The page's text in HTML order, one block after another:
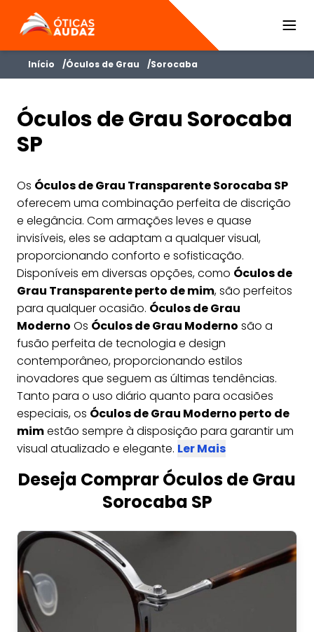
ÓTICAS AUDAZ
Início Óculos de Grau Sorocaba
Óculos de Grau Sorocaba
SP
Os Óculos de Grau Transparente Sorocaba SP
oferecem uma combinação perfeita de discrição
e elegância. Com armações leves e quase
invisíveis, eles se adaptam a qualquer visual,
proporcionando conforto e sofisticação.
Disponíveis em diversas opções, como Óculos de
Grau Transparente perto de mim, são perfeitos
para qualquer ocasião. Óculos de Grau
Moderno Os Óculos de Grau Moderno são a
fusão perfeita de tecnologia e design
contemporâneo, proporcionando estilos
inovadores que seguem as últimas tendências.
Tanto para o uso diário quanto para ocasiões
especiais, os Óculos de Grau Moderno perto de
mimestão sempre à disposição para garantir um
visual atualizado e elegante. Ler Mais
Deseja Comprar Óculos de Grau
Sorocaba SP